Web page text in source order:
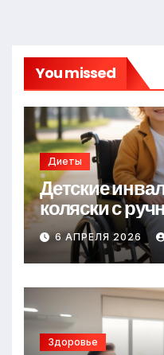
You missed
Диеты
Детские
коляски с
6 АПРЕЛЯ 2026
Здоровье